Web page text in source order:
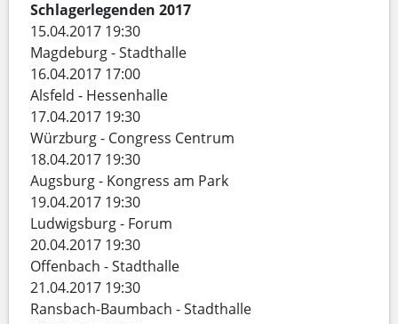
Schlagerlegenden 2017
15.04.2017 19:30
Magdeburg - Stadthalle
16.04.2017 17:00
Alsfeld - Hessenhalle
17.04.2017 19:30
Würzburg - Congress Centrum
18.04.2017 19:30
Augsburg - Kongress am Park
19.04.2017 19:30
Ludwigsburg - Forum
20.04.2017 19:30
Offenbach - Stadthalle
21.04.2017 19:30
Ransbach-Baumbach - Stadthalle